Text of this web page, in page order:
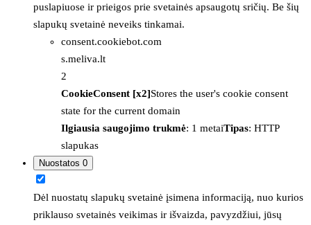
puslapiuose ir prieigos prie svetainės apsaugotų sričių. Be šių
slapukų svetainė neveiks tinkamai.
consent.cookiebot.com
s.meliva.lt
2
CookieConsent [x2]Stores the user's cookie consent
state for the current domain
Ilgiausia saugojimo trukmė: 1 metaiTipas: HTTP
slapukas
Nuostatos 0
Dėl nuostatų slapukų svetainė įsimena informaciją, nuo kurios
priklauso svetainės veikimas ir išvaizda, pavyzdžiui, jūsų